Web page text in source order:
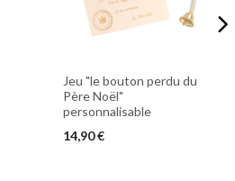
Jeu "le bouton perdu du
Père Noël"
personnalisable
14,90 €